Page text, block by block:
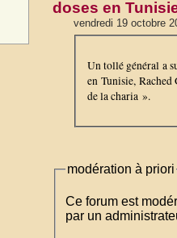
doses en
vendredi 19 octobre
Un tollé général a
en Tunisie, Rached
de la charia ».
modération à priori
Ce forum est
par un